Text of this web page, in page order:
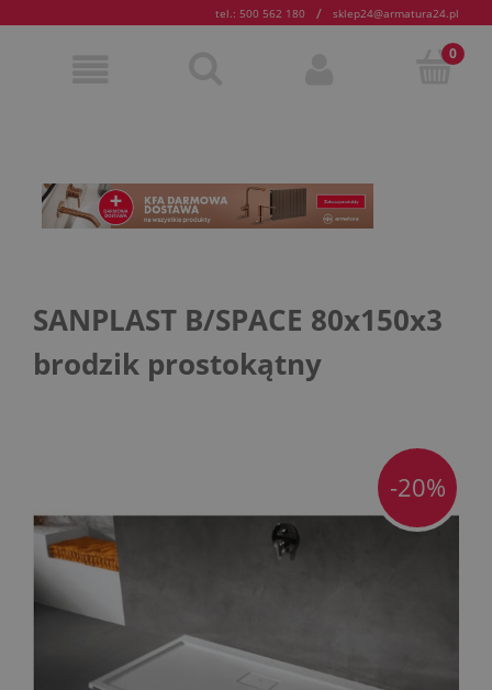
tel.: 500 562 180 / sklep24@armatura24.pl
SANPLAST B/SPACE 80x150x3
brodzik prostokątny
-20%